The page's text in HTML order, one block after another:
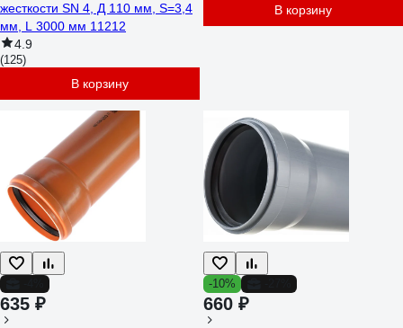
жесткости SN 4, Д 110 мм, S=3,4
мм, L 3000 мм 11212
4.9
(125)
В корзину
В корзину
635 ₽
-10%
660 ₽